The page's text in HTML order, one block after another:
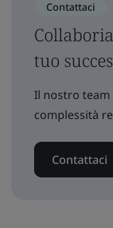
Contattaci
tuo
Il nostro
complessità
Contattaci